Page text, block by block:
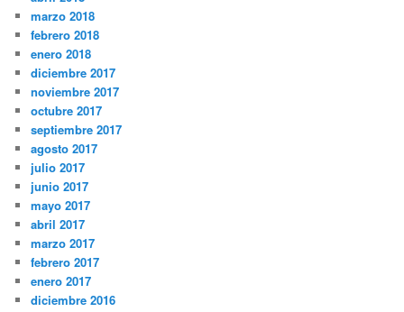
marzo 2018
febrero 2018
enero 2018
diciembre 2017
noviembre 2017
octubre 2017
septiembre 2017
agosto 2017
julio 2017
junio 2017
mayo 2017
abril 2017
marzo 2017
febrero 2017
enero 2017
diciembre 2016